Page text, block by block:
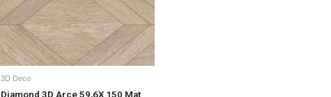
3D Deco
Diamond 3D Arce 59,6X 150 Mat